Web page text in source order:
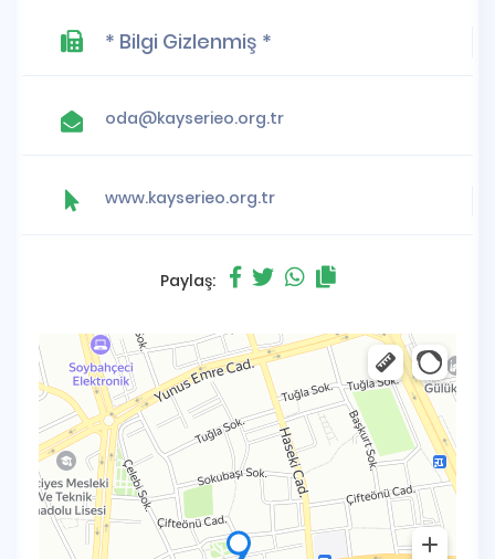
* Bilgi Gizlenmiş *
oda@kayserieo.org.tr
www.kayserieo.org.tr
Paylaş: